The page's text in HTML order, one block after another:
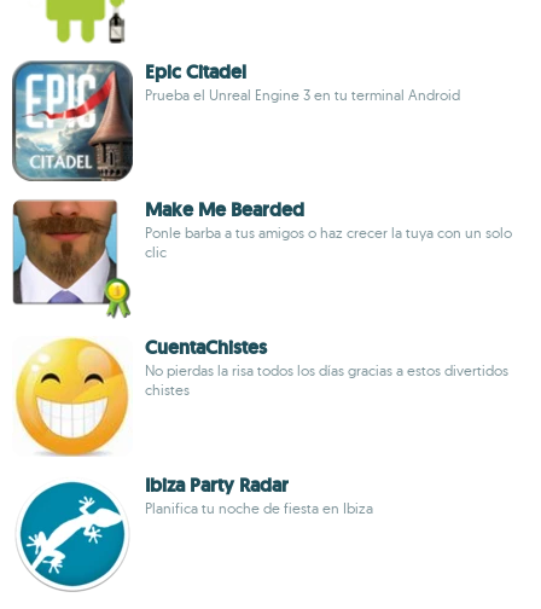
Epic Citadel
Prueba el Unreal Engine 3 en tu terminal Android
Make Me Bearded
Ponle barba a tus amigos o haz crecer la tuya con un solo
clic
CuentaChistes
No pierdas la risa todos los días gracias a estos divertidos
chistes
Ibiza Party Radar
Planifica tu noche de fiesta en Ibiza